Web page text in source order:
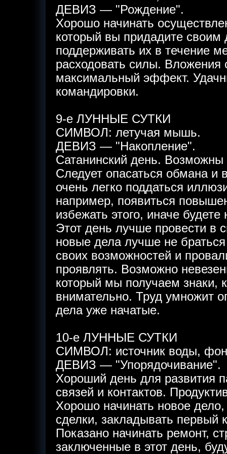
ДЕВИЗ — "Рождение".
Хорошо начинать
который вы придадите своим
поддерживать их в течение
расходовать силы. Вложения
максимальный эффект.
командировки.
9-е ЛУННЫЕ СУТКИ
СИМВОЛ: летучая мышь.
ДЕВИЗ — "Накопление".
Сатанинский день.
Следует опасаться обмана и
очень легко поддаться
например, появиться
избежать этого, иначе
Этот день лучше провести в
новые дела лучше не
своих возможностей и
проявлять. Возможно
который мы получаем знаки,
внимательно. Труд умножит
дела уже начатые.
10-е ЛУННЫЕ СУТКИ
СИМВОЛ: источник воды,
ДЕВИЗ — "Упорядочивание".
Хороший день для развития
связей и контактов.
Хорошо начинать новое
сделки, закладывать первый
Показано начинать ремонт,
заключенные в этот день,